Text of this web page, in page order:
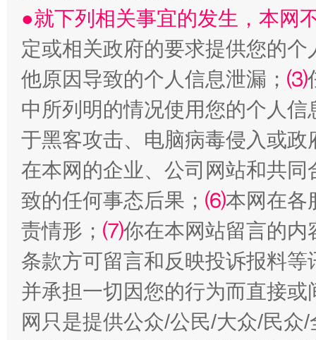
揭批美国五大"原罪" "
解纷+调解+退费，一次搞定
●就下列相关事宜的发生，本网
定或相关政府的要求提供您的个
他原因导致的个人信息泄漏； ⑶
中所列明的情况使用您的个人
于黑客攻击、电脑病毒侵入或
在本网的企业、公司网站和共
致的任何事态后果； ⑹本网在各
责情形； ⑺你在本网站留言的内
条款方可留言和反映投诉报料
并承担一切因您的行为而直接
网只是提供公众/公民/大众/民